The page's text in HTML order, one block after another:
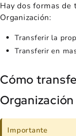
Hay dos formas
Organización:
Transferir la
Transferir en
Cómo
Importante